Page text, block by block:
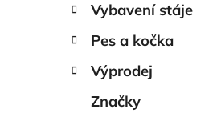
Vybavení stáje
Pes a kočka
Výprodej
Značky